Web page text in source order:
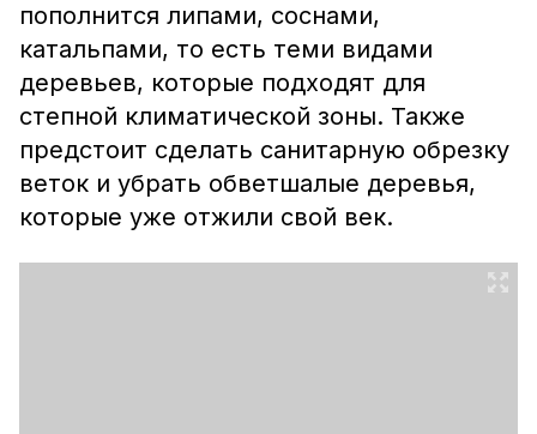
пополнится липами, соснами,
катальпами, то есть теми видами
деревьев, которые подходят для
степной климатической зоны. Также
предстоит сделать санитарную обрезку
веток и убрать обветшалые деревья,
которые уже отжили свой век.